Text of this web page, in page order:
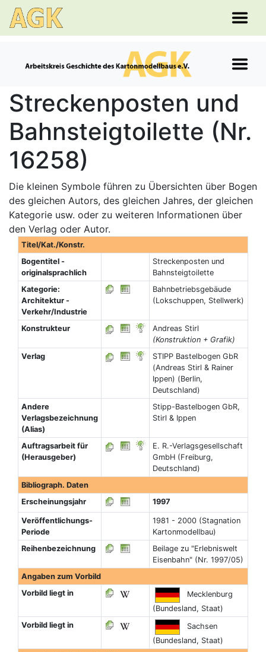
Streckenposten und
Bahnsteigtoilette (Nr.
16258)
Die kleinen Symbole führen zu Übersichten über Bogen
des gleichen Autors, des gleichen Jahres, der gleichen
Kategorie usw. oder zu weiteren Informationen über
den Verlag oder Autor.
Titel/Kat./Konstr.
Bogentitel -
originalsprachlich
Streckenposten und
Bahnsteigtoilette
Kategorie:
Architektur -
Verkehr/Industrie
Bahnbetriebsgebäude
(Lokschuppen, Stellwerk)
Konstrukteur
Andreas Stirl
(Konstruktion + Grafik)
Verlag
STIPP Bastelbogen GbR
(Andreas Stirl & Rainer
Ippen) (Berlin,
Deutschland)
Andere
Verlagsbezeichnung
(Alias)
Stipp-Bastelbogen GbR,
Stirl & Ippen
Auftragsarbeit für
(Herausgeber)
E. R.-Verlagsgesellschaft
GmbH (Freiburg,
Deutschland)
Bibliograph. Daten
Erscheinungsjahr
1997
Veröffentlichungs-
Periode
1981 - 2000 (Stagnation
Kartonmodellbau)
Reihenbezeichnung
Beilage zu "Erlebniswelt
Eisenbahn" (Nr. 1997/05)
Angaben zum Vorbild
Vorbild liegt in
Mecklenburg
(Bundesland, Staat)
Vorbild liegt in
Sachsen
(Bundesland, Staat)